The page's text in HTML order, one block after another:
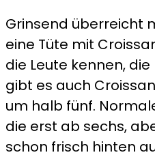
Grinsend überreicht
eine Tüte mit
die Leute kennen,
gibt es auch
um halb fünf.
die erst ab sechs,
schon frisch hinten